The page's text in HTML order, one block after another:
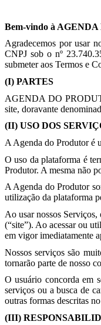
Bem-vindo à
Agradecemos por usar
CNPJ sob o nº
submeter aos Termos e
(I) PARTES
AGENDA DO
site, doravante
(II) USO DOS
A Agenda do Produtor é
O uso da plataforma é
Produtor. A mesma não
A Agenda do Produtor
utilização da plataforma
Ao usar nossos
(“site”). Ao acessar ou
em vigor imediatamente
Nossos serviços são
tornarão parte de nosso
O usuário concorda em
serviços ou a busca de
outras formas descritas
(III)